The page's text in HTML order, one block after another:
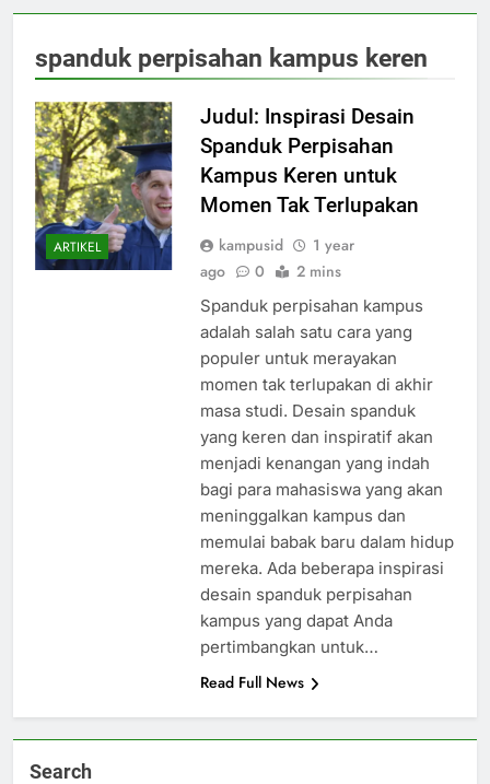
spanduk perpisahan kampus keren
ARTIKEL
Judul: Inspirasi Desain
Spanduk Perpisahan
Kampus Keren untuk
Momen Tak Terlupakan
kampusid
1 year
ago
0 2 mins
Spanduk perpisahan kampus
adalah salah satu cara yang
populer untuk merayakan
momen tak terlupakan di akhir
masa studi. Desain spanduk
yang keren dan inspiratif akan
menjadi kenangan yang indah
bagi para mahasiswa yang akan
meninggalkan kampus dan
memulai babak baru dalam hidup
mereka. Ada beberapa inspirasi
desain spanduk perpisahan
kampus yang dapat Anda
pertimbangkan untuk…
Read Full News
Search